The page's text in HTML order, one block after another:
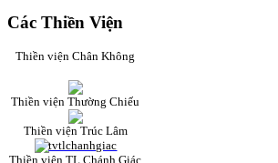
Các Thiền Viện
Thiền viện Chân Không
Thiền viện Thường Chiếu
Thiền viện Trúc Lâm
Thiền viện TL Chánh Giác